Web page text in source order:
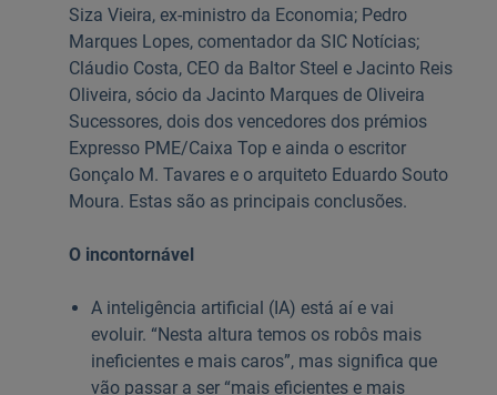
Siza Vieira, ex-ministro da Economia; Pedro
Marques Lopes, comentador da SIC Notícias;
Cláudio Costa, CEO da Baltor Steel e Jacinto Reis
Oliveira, sócio da Jacinto Marques de Oliveira
Sucessores, dois dos vencedores dos prémios
Expresso PME/Caixa Top e ainda o escritor
Gonçalo M. Tavares e o arquiteto Eduardo Souto
Moura. Estas são as principais conclusões.
O incontornável
A inteligência artificial (IA) está aí e vai
evoluir. “Nesta altura temos os robôs mais
ineficientes e mais caros”, mas significa que
vão passar a ser “mais eficientes e mais